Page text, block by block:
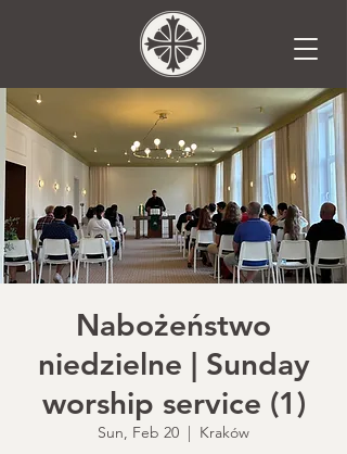
Nabożeństwo
niedzielne | Sunday
worship service (1)
Sun, Feb 20
  |
Kraków